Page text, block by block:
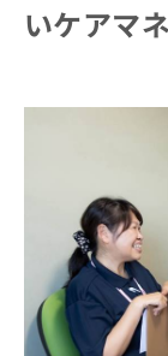
いケアマ